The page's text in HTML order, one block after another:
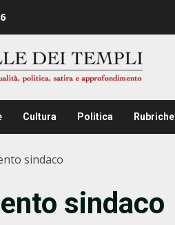
Cultura Politica Rubriche
sindaco
sindaco